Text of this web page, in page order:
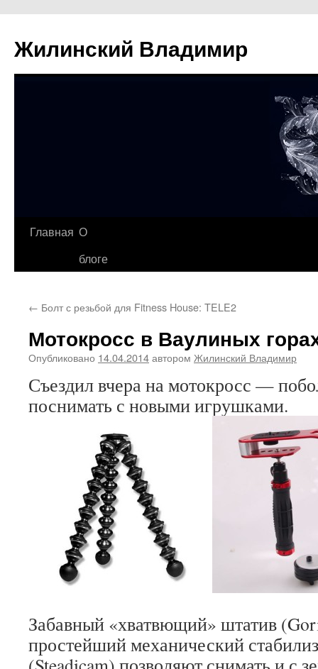
Жилинский Владимир
Перейти
Главная О
блоге
← Болт с резьбой для Fitness House: TELE2
Мотокросс в Ваулиных
Опубликовано 14.04.2014автором Жилинский Владимир
Съездил вчера на мотокросс —
поснимать с новыми игрушками.
Забавный «хватвющий» штатив
простейший механический